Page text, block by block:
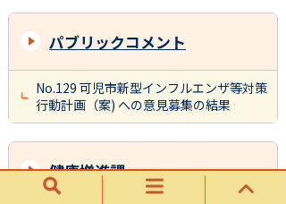
パブリックコメント
No.129 可児市新型インフルエンザ等対策
行動計画（案) への意見募集の結果
健康増進課